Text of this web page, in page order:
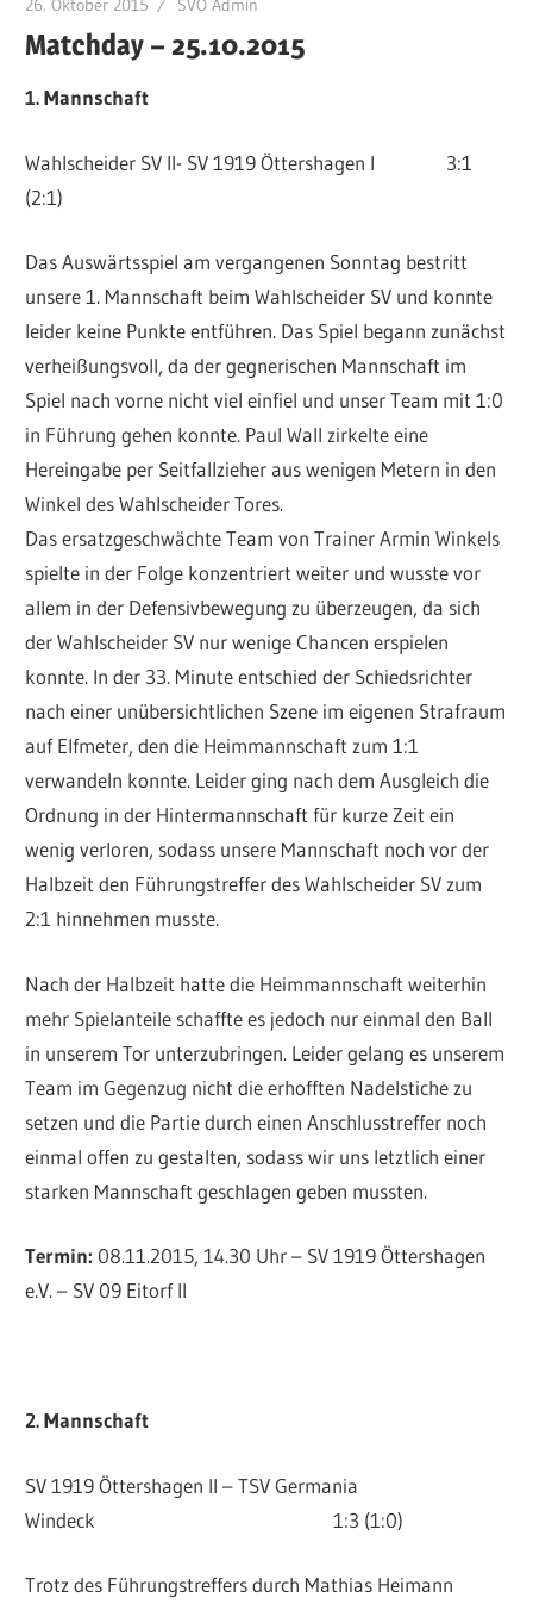
26. Oktober 2015 SVÖ Admin
Matchday – 25.10.2015
1. Mannschaft
Wahlscheider SV II- SV 1919 Öttershagen l 3:1
(2:1)
Das Auswärtsspiel am vergangenen Sonntag bestritt
unsere 1. Mannschaft beim Wahlscheider SV und konnte
leider keine Punkte entführen. Das Spiel begann zunächst
verheißungsvoll, da der gegnerischen Mannschaft im
Spiel nach vorne nicht viel einfiel und unser Team mit 1:0
in Führung gehen konnte. Paul Wall zirkelte eine
Hereingabe per Seitfallzieher aus wenigen Metern in den
Winkel des Wahlscheider Tores.
Das ersatzgeschwächte Team von Trainer Armin Winkels
spielte in der Folge konzentriert weiter und wusste vor
allem in der Defensivbewegung zu überzeugen, da sich
der Wahlscheider SV nur wenige Chancen erspielen
konnte. In der 33. Minute entschied der Schiedsrichter
nach einer unübersichtlichen Szene im eigenen Strafraum
auf Elfmeter, den die Heimmannschaft zum 1:1
verwandeln konnte. Leider ging nach dem Ausgleich die
Ordnung in der Hintermannschaft für kurze Zeit ein
wenig verloren, sodass unsere Mannschaft noch vor der
Halbzeit den Führungstreffer des Wahlscheider SV zum
2:1 hinnehmen musste.
Nach der Halbzeit hatte die Heimmannschaft weiterhin
mehr Spielanteile schaffte es jedoch nur einmal den Ball
in unserem Tor unterzubringen. Leider gelang es unserem
Team im Gegenzug nicht die erhofften Nadelstiche zu
setzen und die Partie durch einen Anschlusstreffer noch
einmal offen zu gestalten, sodass wir uns letztlich einer
starken Mannschaft geschlagen geben mussten.
Termin: 08.11.2015, 14.30 Uhr – SV 1919 Öttershagen
e.V. – SV 09 Eitorf II
2. Mannschaft
SV 1919 Öttershagen ll – TSV Germania
Windeck 1:3 (1:0)
Trotz des Führungstreffers durch Mathias Heimann